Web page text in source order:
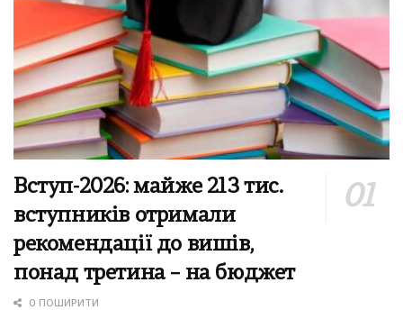
Вступ-2026: майже 213 тис.
вступників отримали
рекомендації до вишів,
понад третина – на бюджет
0 ПОШИРИТИ